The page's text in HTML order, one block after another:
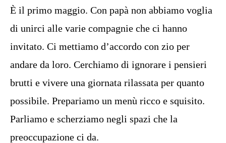
È il primo maggio. Con papà non abbiamo voglia
di unirci alle varie compagnie che ci hanno
invitato. Ci mettiamo d’accordo con zio per
andare da loro. Cerchiamo di ignorare i pensieri
brutti e vivere una giornata rilassata per quanto
possibile. Prepariamo un menù ricco e squisito.
Parliamo e scherziamo negli spazi che la
preoccupazione ci da.